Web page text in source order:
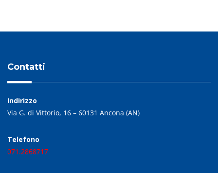
Contatti
Indirizzo
Via G. di Vittorio, 16 – 60131 Ancona (AN)
Telefono
071.2868717